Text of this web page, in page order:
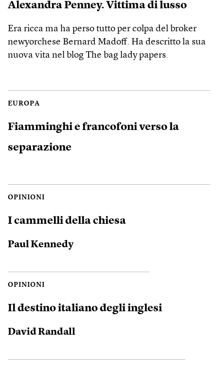
Alexandra Penney. Vittima di lusso
Era ricca ma ha perso tutto per colpa del broker
newyorchese Bernard Madoff. Ha descritto la sua
nuova vita nel blog The bag lady papers.
EUROPA
Fiamminghi e francofoni verso la
separazione
OPINIONI
I cammelli della chiesa
Paul Kennedy
OPINIONI
Il destino italiano degli inglesi
David Randall